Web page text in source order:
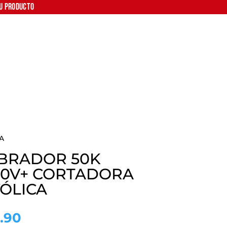
producto
50K
CORTADORA
El